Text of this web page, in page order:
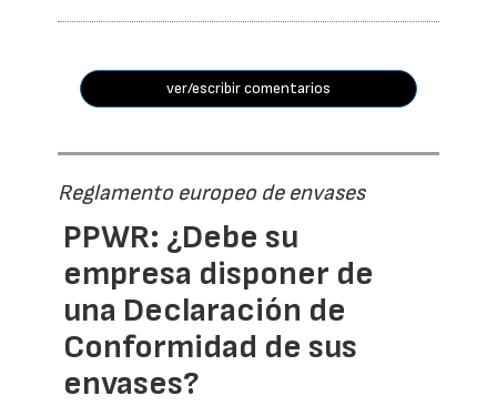
ver/escribir comentarios
Reglamento europeo de envases
PPWR: ¿Debe su
empresa disponer de
una Declaración de
Conformidad de sus
envases?